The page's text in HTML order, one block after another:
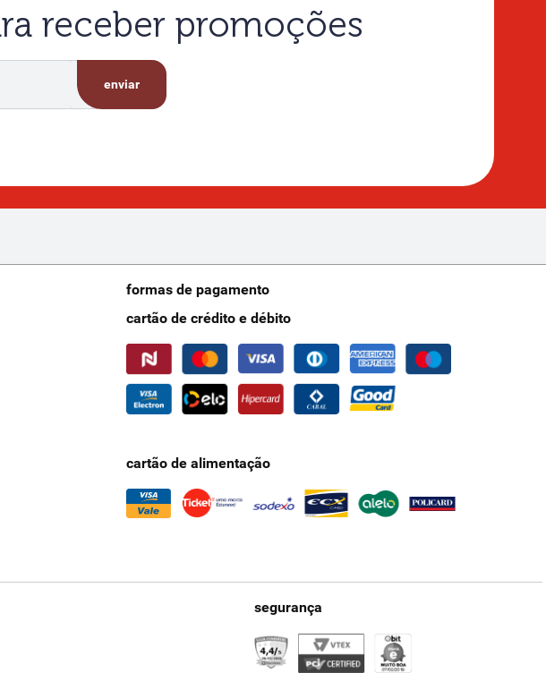
receber promoções
enviar
formas de pagamento
cartão de crédito e débito
cartão de alimentação
segurança